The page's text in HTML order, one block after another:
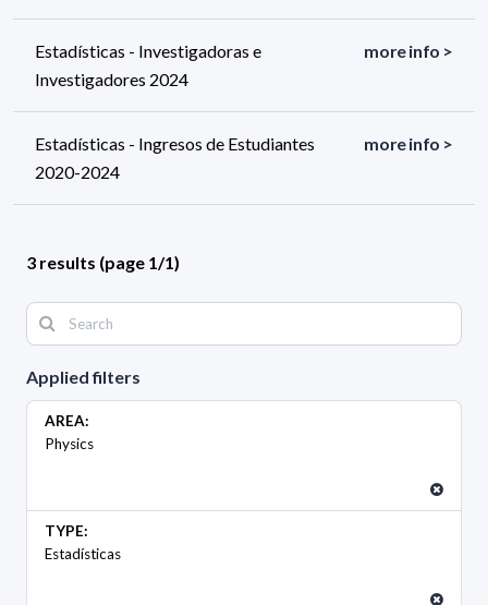
Applied filters
AREA:
Physics
TYPE:
Estadísticas
Estadísticas - Investigadoras e
Investigadores 2024
more info >
Estadísticas - Ingresos de Estudiantes
2020-2024
more info >
3 results (page 1/1)